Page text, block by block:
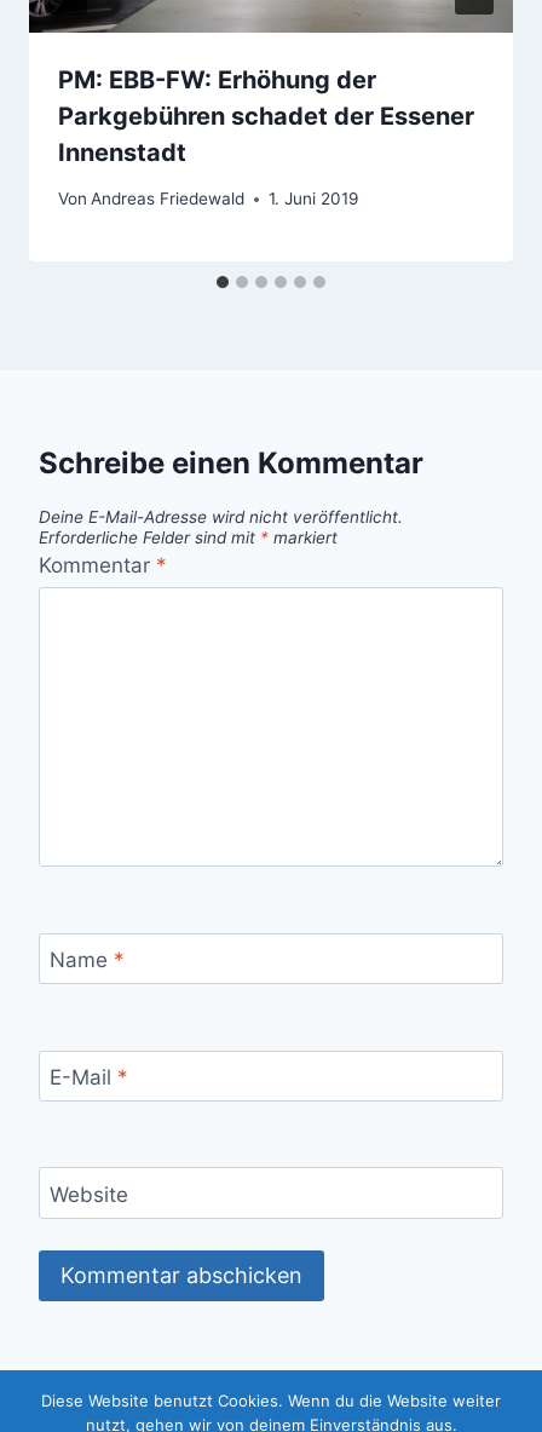
PM: EBB-FW: Erhöhung der
Parkgebühren schadet der Essener
Innenstadt
Von Andreas Friedewald 1. Juni 2019
Schreibe einen Kommentar
Deine E-Mail-Adresse wird nicht veröffentlicht.
Erforderliche Felder sind mit * markiert
Kommentar *
Name *
E-Mail *
Website
© 2026 Essener Bürger Bündnis (EBB) -
Diese Website benutzt Cookies. Wenn du die Website weiter
nutzt, gehen wir von deinem Einverständnis aus.